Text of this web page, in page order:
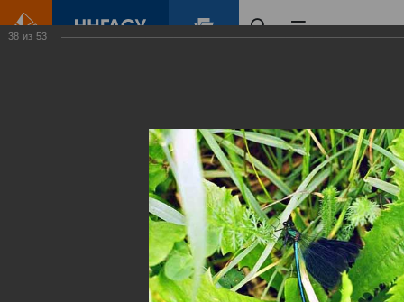
Виртуальные
выставки
(фотоальбомы)
38 из 53